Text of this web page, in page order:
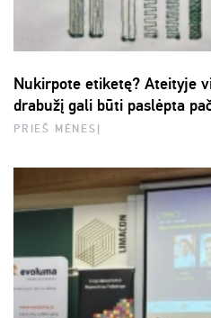
Nukirpote etiketę? Ateityje
drabužį gali būti paslėpta
PRIEŠ MĖNESĮ